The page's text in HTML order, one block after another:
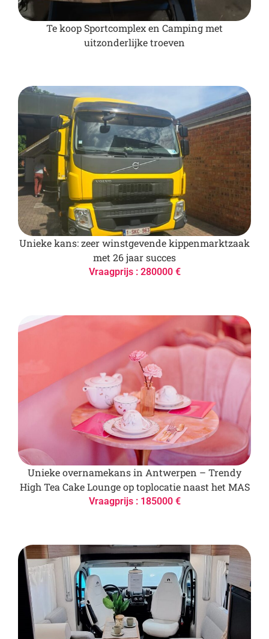
Te koop Sportcomplex en Camping met
uitzonderlijke troeven
Unieke kans: zeer winstgevende kippenmarktzaak
met 26 jaar succes
Vraagprijs : 280000 €
Unieke overnamekans in Antwerpen – Trendy
High Tea Cake Lounge op toplocatie naast het MAS
Vraagprijs : 185000 €